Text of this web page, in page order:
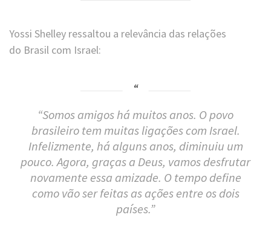
Yossi Shelley ressaltou a relevância das relações
do Brasil com Israel:
“Somos amigos há muitos anos. O povo
brasileiro tem muitas ligações com Israel.
Infelizmente, há alguns anos, diminuiu um
pouco. Agora, graças a Deus, vamos desfrutar
novamente essa amizade. O tempo define
como vão ser feitas as ações entre os dois
países.”